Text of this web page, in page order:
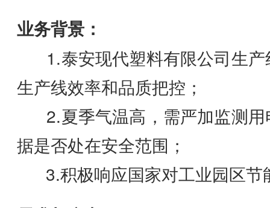
业务背景：
1.泰安现代塑料有限公司生产
生产线效率和品质把控；
2.夏季气温高，需严加监测用
据是否处在安全范围；
3.积极响应国家对工业园区节